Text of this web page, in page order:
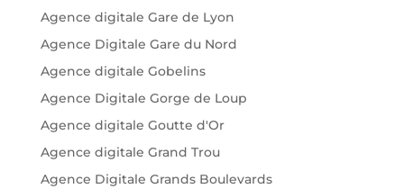
Agence digitale Gare de Lyon
Agence Digitale Gare du Nord
Agence digitale Gobelins
Agence Digitale Gorge de Loup
Agence digitale Goutte d'Or
Agence digitale Grand Trou
Agence Digitale Grands Boulevards